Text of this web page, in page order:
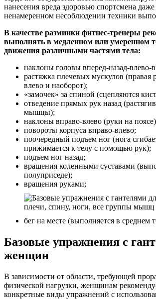
нанесения вреда здоровью спортсмена
ненамеренном несоблюдении техники
В качестве разминки фитнес-тренеры
выполнять в медленном или умеренном
движения различными частями тела:
наклоны головы вперед-назад-влево-
растяжка плечевых мускулов (правая
влево и наоборот);
«замочек» за спиной (сцепляются
отведение прямых рук назад
мышцы);
наклоны вправо-влево (руки на
повороты корпуса вправо-влево;
поочередный подъем ног (нога
прижимается к телу с помощью рук);
подъем ног назад;
вращения коленными суставами
полуприседе);
вращения руками;
бег на месте (выполняется в среднем
Базовые упражнения с
женщин
В зависимости от области, требующей
физической нагрузки, женщинам
конкретные виды упражнений с